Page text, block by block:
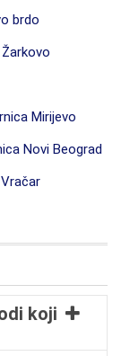
brdo
Mirijevo
Novi Beograd
koji